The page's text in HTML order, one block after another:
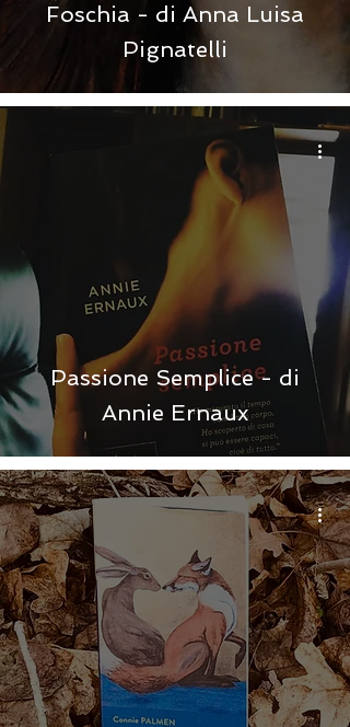
Foschia - di Anna Luisa
Pignatelli
Passione Semplice - di
Annie Ernaux